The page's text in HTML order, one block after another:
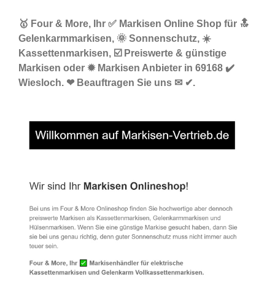
🥇 Four & More, Ihr ✅ Markisen Online Shop für 🔝
Gelenkarmmarkisen, 🌞 Sonnenschutz, ☀️
Kassettenmarkisen, ☑️ Preiswerte & günstige
Markisen oder ✹ Markisen Anbieter in 69168 ✔️
Wiesloch. ❤ Beauftragen Sie uns ✉ ✔.